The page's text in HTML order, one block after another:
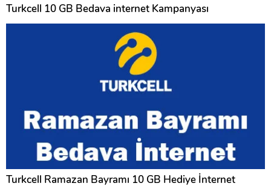
Turkcell 10 GB Bedava internet Kampanyası
Turkcell Ramazan Bayramı 10 GB Hediye İnternet